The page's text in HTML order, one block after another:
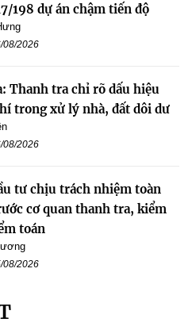
198 dự án chậm tiến độ
08/2026
Thanh tra chỉ rõ dấu hiệu
trong xử lý nhà, đất dôi dư
08/2026
tư chịu trách nhiệm toàn
cơ quan thanh tra, kiểm
toán
08/2026